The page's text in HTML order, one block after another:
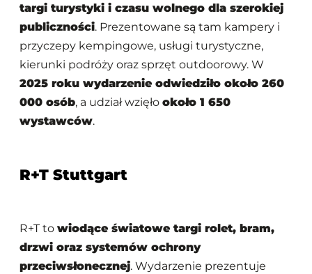
targi turystyki i czasu wolnego dla szerokiej
publiczności. Prezentowane są tam kampery i
przyczepy kempingowe, usługi turystyczne,
kierunki podróży oraz sprzęt outdoorowy. W
2025 roku wydarzenie odwiedziło około 260
000 osób, a udział wzięło około 1 650
wystawców.
R+T Stuttgart
R+T to wiodące światowe targi rolet, bram,
drzwi oraz systemów ochrony
przeciwsłonecznej. Wydarzenie prezentuje